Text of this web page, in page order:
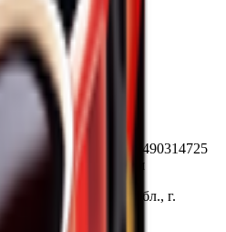
регистрации № 490314725
облисполкомом
Гомельская обл., г.